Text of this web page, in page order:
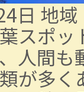
日 地域
スポッ
人間も
が多